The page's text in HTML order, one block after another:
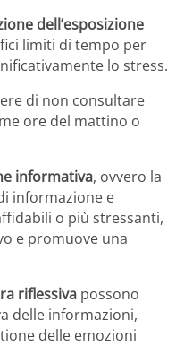
dell’esposizione
limiti di tempo per
lo stress.
di non consultare
ore del mattino o
informativa, ovvero la
informazione e
o più stressanti,
e promuove una
riflessiva possono
delle informazioni,
delle emozioni